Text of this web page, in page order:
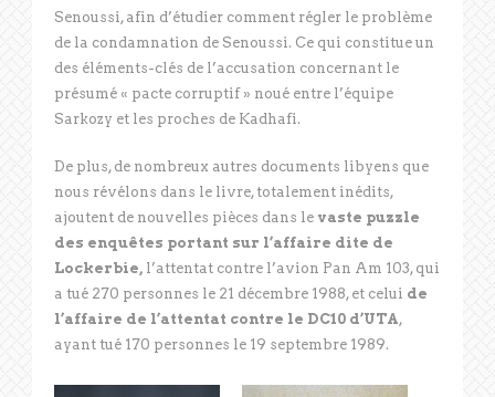
Senoussi, afin d’étudier comment régler le problème
de la condamnation de Senoussi. Ce qui constitue un
des éléments-clés de l’accusation concernant le
présumé « pacte corruptif » noué entre l’équipe
Sarkozy et les proches de Kadhafi.
De plus, de nombreux autres documents libyens que
nous révélons dans le livre, totalement inédits,
ajoutent de nouvelles pièces dans le vaste puzzle
des enquêtes portant sur l’affaire dite de
Lockerbie, l’attentat contre l’avion Pan Am 103, qui
a tué 270 personnes le 21 décembre 1988, et celui de
l’affaire de l’attentat contre le DC10 d’UTA,
ayant tué 170 personnes le 19 septembre 1989.